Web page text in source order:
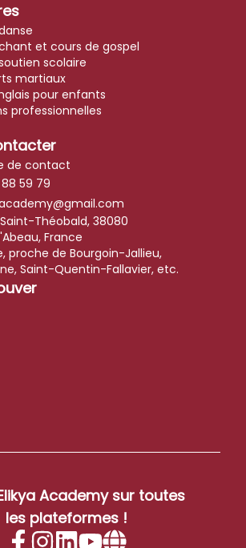
et cours de gospel
scolaire
martiaux
pour enfants
professionnelles
de contact
59 79
Théobald, 38080
France
proche de Bourgoin-Jallieu,
Saint-Quentin-Fallavier, etc.
Academysur toutes
les plateformes !